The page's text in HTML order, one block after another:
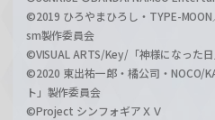
©2019 ひろやまひろし・TYPE-
sm製作委員会
©VISUAL ARTS/Key/「神様になった
©2020 東出祐一郎・橘公司・NOCO/
ト」製作委員会
©Project シンフォギアＸＶ